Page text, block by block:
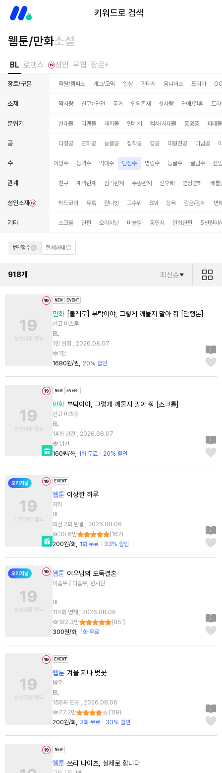
키워드로 검색
웹툰/만화소설
BL 로맨스 성인 무협 장르+
장르/구분 학원/캠퍼스 개그/코믹 일상 판타지 옴니버스 드라마
소재 짝사랑 친구>연인 동거 인외존재 첫사랑 연애/결혼 트
분위기 현대물 리맨물 재회물 연예계 역사/시대물 동양풍 피폐물
공 다정공 연하공 능글공 집착공 강공 대형견공 미남공
수 아방수 능력수 떡대수 단정수 명랑수 능글수 굴림수 잔
관계 친구 계약관계 삼각관계 주종관계 선후배 연상연하 배틀
성인소재 하드코어 유혹 원나잇 고수위 SM 능욕 감금/강제 변
기타 스크롤 단편 오리지널 미블뿐 동인지 만화단편 5천원이
#단정수 전체해제
918개 최신순
만화 [볼레로] 부탁이야, 그렇게 깨물지 말아 줘 [단행본]
산고 미츠루
BL
1권 완결 , 2026.08.07
1천
1680원/권
20% 할인
만화 부탁이야, 그렇게 깨물지 말아 줘 [스크롤]
산고 미츠루
BL
14화 완결 , 2026.08.07
1.1천
160원/화
1화 무료 20% 할인
웹툰 이상한 하루
지하
BL
외전 2화 완결 , 2026.08.06
30.6만
(162)
200원/화
1화 무료 33% 할인
웹툰 여우님의 도둑결혼
이솔우 / 이솔우, 한시원
BL
114화 연재 , 2026.08.06
182.3만
(851 )
300원/화
1화 무료
웹툰 겨울 지나 벚꽃
밤우
BL
158화 연재 , 2026.08.06
77.2만
(119)
200원/화
3화 무료 33% 할인
웹툰 쓰리 나이츠, 실제로 합니다